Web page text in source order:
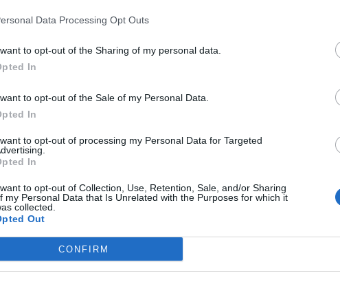
Data Processing Opt Outs
to opt-out of the Sharing of my personal data.
In
to opt-out of the Sale of my Personal Data.
In
to opt-out of processing my Personal Data for Targeted
In
to opt-out of Collection, Use, Retention, Sale, and/or Sharing
my Personal Data that Is Unrelated with the Purposes for which it
collected.
Out
CONFIRM
Médiatér
Liget
Krónika
Bihari Napló